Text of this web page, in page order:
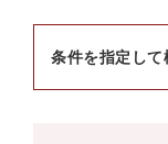
条件を指定して